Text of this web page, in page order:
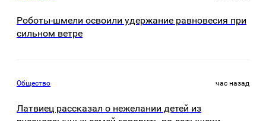
Роботы-шмели освоили удержание равновесия при
сильном ветре
Общество час назад
Латвиец рассказал о нежелании детей из